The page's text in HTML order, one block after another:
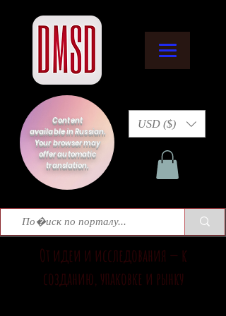
Content
available in Russian.
Your browser may
offer automatic
translation.
USD ($)
От идеи и исследования — к
созданию, упаковке и рынку